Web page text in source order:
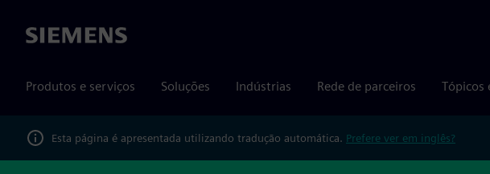
Siemens
Produtos e serviços Soluções Indústrias Rede de parceiros Tópicos
Esta página é apresentada utilizando tradução automática. Prefere ver em inglês?